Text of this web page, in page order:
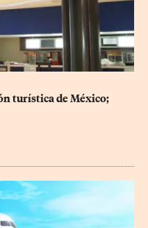
turística de México;